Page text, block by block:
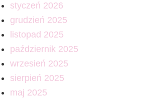
styczeń 2026
grudzień 2025
listopad 2025
październik 2025
wrzesień 2025
sierpień 2025
maj 2025